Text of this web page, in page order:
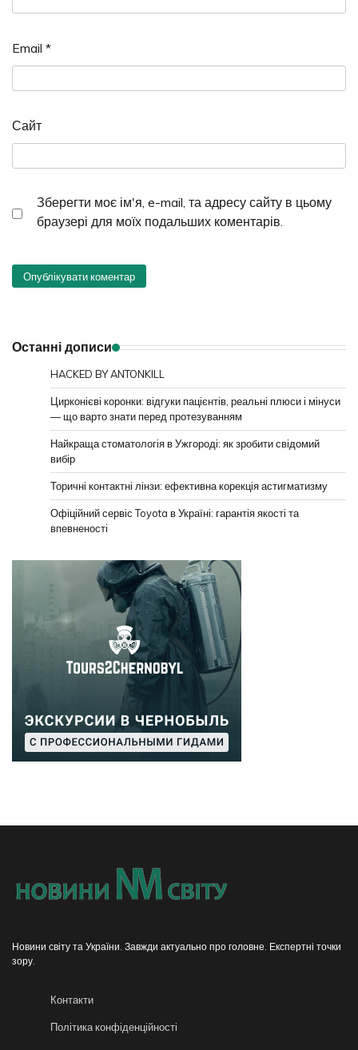
Email *
Сайт
Зберегти моє ім'я, e-mail, та адресу сайту в цьому
браузері для моїх подальших коментарів.
Останні дописи
HACKED BY ANTONKILL
Цирконієві коронки: відгуки пацієнтів, реальні плюси і мінуси
— що варто знати перед протезуванням
Найкраща стоматологія в Ужгороді: як зробити свідомий
вибір
Торичні контактні лінзи: ефективна корекція астигматизму
Офіційний сервіс Toyota в Україні: гарантія якості та
впевненості
Новини світу та України. Завжди актуально про головне. Експертні точки
зору.
Контакти
Політика конфіденційності